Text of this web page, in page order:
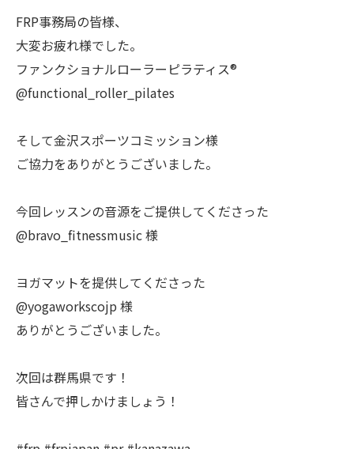
FRP事務局の皆様、
大変お疲れ様でした。
ファンクショナルローラーピラティス®︎
@functional_roller_pilates
そして金沢スポーツコミッション様
ご協力をありがとうございました。
今回レッスンの音源をご提供してくださった
@bravo_fitnessmusic 様
ヨガマットを提供してくださった
@yogaworkscojp 様
ありがとうございました。
次回は群馬県です！
皆さんで押しかけましょう！